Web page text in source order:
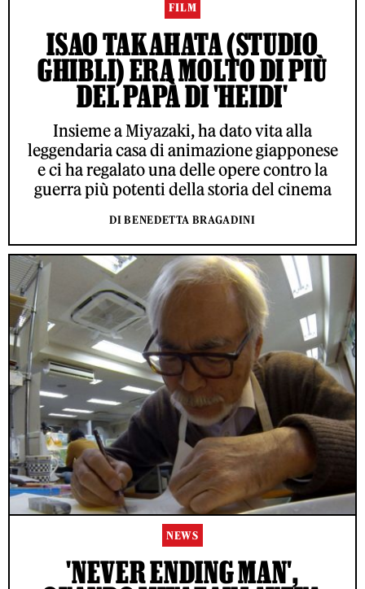
FILM
ISAO TAKAHATA (STUDIO
GHIBLI) ERA MOLTO DI PIÙ
DEL PAPÀ DI 'HEIDI'
Insieme a Miyazaki, ha dato vita alla
leggendaria casa di animazione giapponese
e ci ha regalato una delle opere contro la
guerra più potenti della storia del cinema
DI BENEDETTA BRAGADINI
NEWS
'NEVER ENDING MAN',